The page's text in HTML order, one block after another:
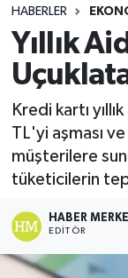
HABERLER
Yıllık
Kredi kartı
TL'yi aşması
müşterilere
tüketicilerin
HABER
EDITÖR